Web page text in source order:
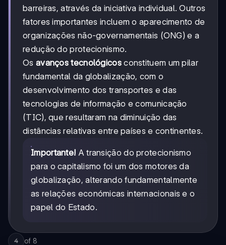
barreiras, através da iniciativa individual. Outros
fatores importantes incluem o aparecimento de
organizações não-governamentais (ONG) e a
redução do protecionismo.
Os avanços tecnológicosconstituem um pilar
fundamental da globalização, com o
desenvolvimento dos transportes e das
tecnologias de informação e comunicação
(TIC), que resultaram na diminuição das
distâncias relativas entre países e continentes.
Importante! A transição do protecionismo
para o capitalismo foi um dos motores da
globalização, alterando fundamentalmente
as relações económicas internacionais e o
papel do Estado.
4 of 8